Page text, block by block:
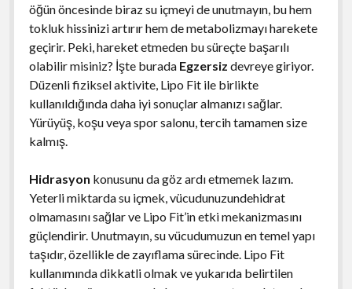
öğün öncesinde biraz su içmeyi de unutmayın, bu hem
tokluk hissinizi artırır hem de metabolizmayı harekete
geçirir. Peki, hareket etmeden bu süreçte başarılı
olabilir misiniz? İşte burada Egzersiz devreye giriyor.
Düzenli fiziksel aktivite, Lipo Fit ile birlikte
kullanıldığında daha iyi sonuçlar almanızı sağlar.
Yürüyüş, koşu veya spor salonu, tercih tamamen size
kalmış.
Hidrasyon konusunu da göz ardı etmemek lazım.
Yeterli miktarda su içmek, vücudunuzundehidrat
olmamasını sağlar ve Lipo Fit’in etki mekanizmasını
güçlendirir. Unutmayın, su vücudumuzun en temel yapı
taşıdır, özellikle de zayıflama sürecinde. Lipo Fit
kullanımında dikkatli olmak ve yukarıda belirtilen